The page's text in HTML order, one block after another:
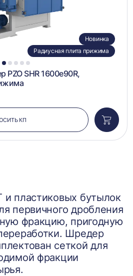
1 2 3 4 5
Новинка
Радиусная плита прижима
SHR 1600e90R,
КП
в
пластиковых бутылок
первичного дробления
фракцию, пригодную
Шредер
сеткой для
фракции